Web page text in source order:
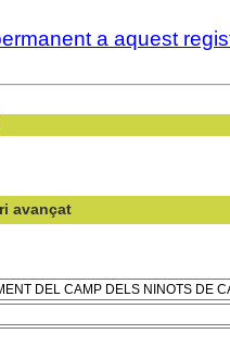
a aquest
avançat